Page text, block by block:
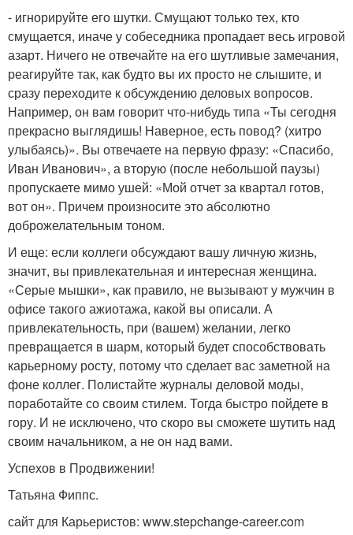
- игнорируйте его шутки. Смущают только тех, кто
смущается, иначе у собеседника пропадает весь игровой
азарт. Ничего не отвечайте на его шутливые замечания,
реагируйте так, как будто вы их просто не слышите, и
сразу переходите к обсуждению деловых вопросов.
Например, он вам говорит что-нибудь типа «Ты сегодня
прекрасно выглядишь! Наверное, есть повод? (хитро
улыбаясь)». Вы отвечаете на первую фразу: «Спасибо,
Иван Иванович», а вторую (после небольшой паузы)
пропускаете мимо ушей: «Мой отчет за квартал готов,
вот он». Причем произносите это абсолютно
доброжелательным тоном.
И еще: если коллеги обсуждают вашу личную жизнь,
значит, вы привлекательная и интересная женщина.
«Серые мышки», как правило, не вызывают у мужчин в
офисе такого ажиотажа, какой вы описали. А
привлекательность, при (вашем) желании, легко
превращается в шарм, который будет способствовать
карьерному росту, потому что сделает вас заметной на
фоне коллег. Полистайте журналы деловой моды,
поработайте со своим стилем. Тогда быстро пойдете в
гору. И не исключено, что скоро вы сможете шутить над
своим начальником, а не он над вами.
Успехов в Продвижении!
Татьяна Фиппс.
сайт для Карьеристов: www.stepchange-career.com